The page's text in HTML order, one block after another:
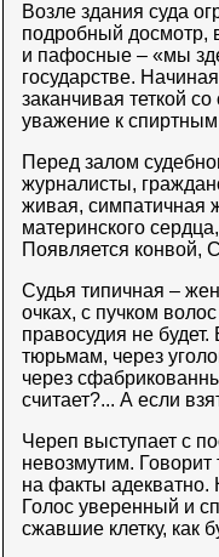
Возле здания суда
подробный досмотр,
и пафосные – «мы
государстве.
заканчивая теткой
уважение к
Перед залом
журналисты,
живая, симпатичная
материнского
Появляется конвой,
Судья типичная –
очках, с пучком
правосудия не
тюрьмам, через
через
считает?... А если
Череп выступает с
невозмутим. Говорит
на факты адекватно.
Голос уверенный и
сжавшие клетку, как